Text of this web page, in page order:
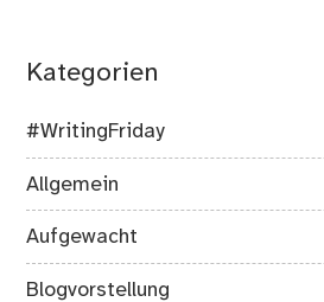
Kategorien
#WritingFriday
Allgemein
Aufgewacht
Blogvorstellung